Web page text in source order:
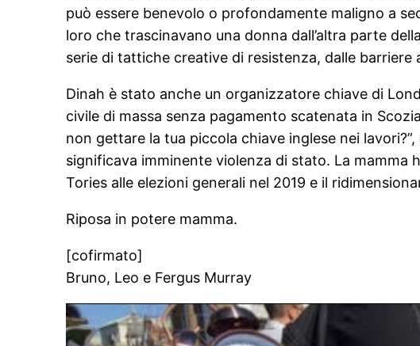
può essere benevolo o profondamente maligno a
loro che trascinavano una donna dall’altra parte
serie di tattiche creative di resistenza, dalle
Dinah è stato anche un organizzatore chiave di
civile di massa senza pagamento scatenata in
non gettare la tua piccola chiave inglese nei
significava imminente violenza di stato. La mamma
Tories alle elezioni generali nel 2019 e il
Riposa in potere mamma.
[cofirmato]
Bruno, Leo e Fergus Murray